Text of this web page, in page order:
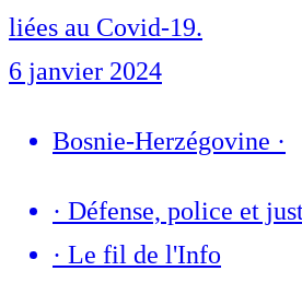
liées au Covid-19.
6 janvier 2024
Bosnie-Herzégovine ·
· Défense, police et
· Le fil de l'Info